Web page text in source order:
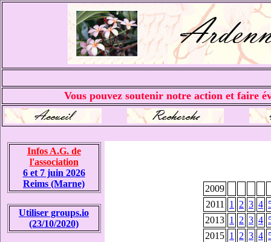
Vous pouvez soutenir notre action et faire
Infos A.G. de
l'association
6 et 7 juin 2026
Reims (Marne)
Utiliser groups.io
(23/10/2020)
2009
2011
1 2 3 4
2013 1 2 3 4
2015 1 2 3 4